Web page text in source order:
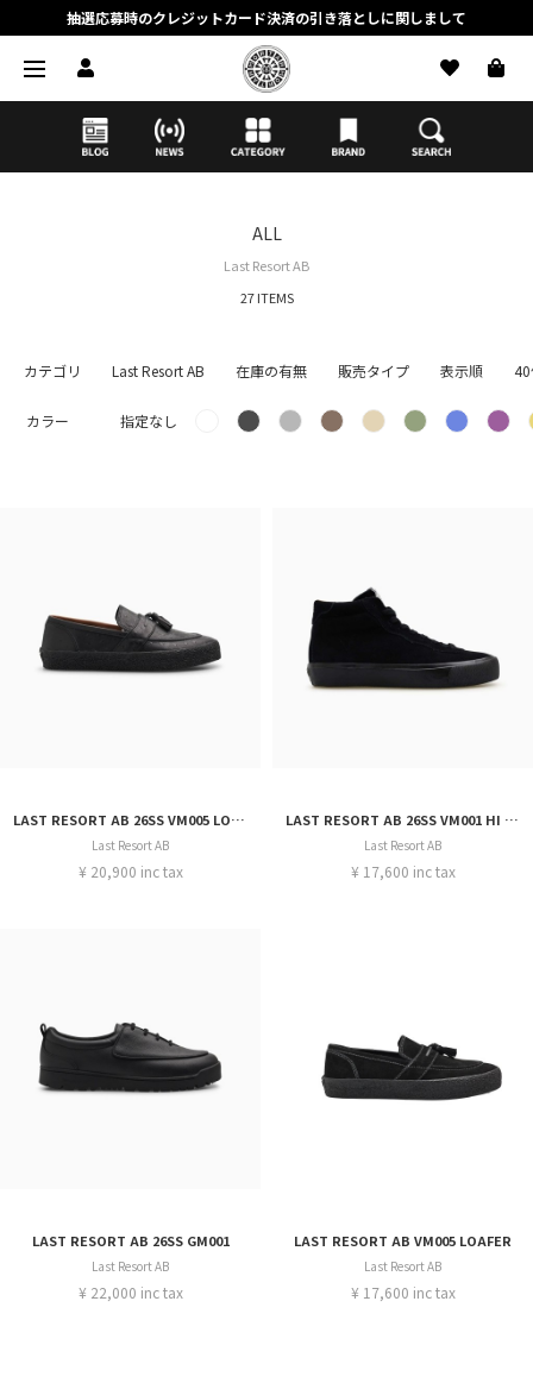
抽選応募時のクレジットカード決済の引き落としに関しまして
【応募前に必ずお読みください】抽選応募に関する注意事項
MORTAR ONLINE STOREの会員に関しまして
ALL
Last Resort AB
27 ITEMS
カテゴリ Last Resort AB 在庫の有無 販売タイプ 表示順
カラー 指定なし
LAST RESORT AB 26SS VM005 LOAFERL
Last Resort AB
¥ 20,900 inc tax
LAST RESORT AB 26SS VM001 HI SUEDE
Last Resort AB
¥ 17,600 inc tax
LAST RESORT AB 26SS GM001
Last Resort AB
¥ 22,000 inc tax
LAST RESORT AB VM005 LOAFER
Last Resort AB
¥ 17,600 inc tax